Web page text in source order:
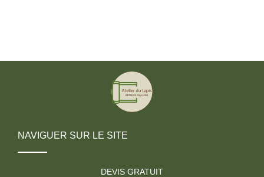
NAVIGUER SUR LE SITE
DEVIS GRATUIT